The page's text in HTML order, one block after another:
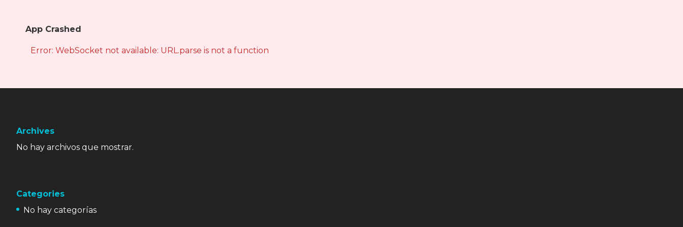
App Crashed
Error: WebSocket not available: URL.parse is not a function
Archives
No hay archivos que mostrar.
Categories
No hay categorías